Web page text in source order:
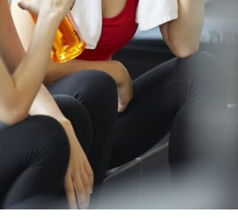
9選｜
LIFESTYLE
【2026年最新版】カーリ
を徹底比較｜安くて人気
＆失敗しない選び方
TAG LIST
IT転職サイト アップルジム
ー イージーゲイナー診断 ウォ